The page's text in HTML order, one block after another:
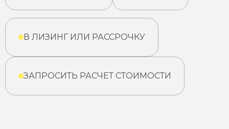
В ЛИЗИНГ ИЛИ РАССРОЧКУ
ЗАПРОСИТЬ РАСЧЕТ СТОИМОСТИ